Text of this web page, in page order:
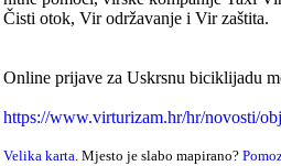
Čisti otok, Vir održavanje i Vir zaštita.
Online prijave za Uskrsnu biciklijadu
https://www.virturizam.hr/hr/novosti/
Velika karta . Mjesto je slabo mapirano?